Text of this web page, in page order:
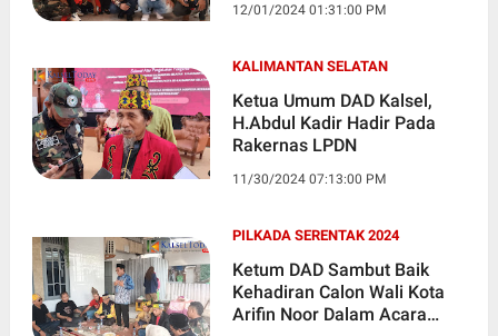
12/01/2024 01:31:00 PM
KALIMANTAN SELATAN
Ketua Umum DAD Kalsel,
H.Abdul Kadir Hadir Pada
Rakernas LPDN
11/30/2024 07:13:00 PM
PILKADA SERENTAK 2024
Ketum DAD Sambut Baik
Kehadiran Calon Wali Kota
Arifin Noor Dalam Acara